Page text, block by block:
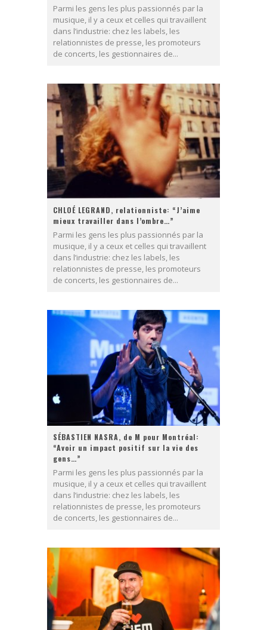
Parmi les gens les plus passionnés par la
musique, il y a ceux et celles qui travaillent
dans l’industrie: chez les labels, les
relationnistes de presse, les promoteurs
de concerts, les gestionnaires de...
CHLOÉ LEGRAND, relationniste: “J’aime
mieux travailler dans l’ombre…”
Parmi les gens les plus passionnés par la
musique, il y a ceux et celles qui travaillent
dans l’industrie: chez les labels, les
relationnistes de presse, les promoteurs
de concerts, les gestionnaires de...
SÉBASTIEN NASRA, de M pour Montréal:
“Avoir un impact positif sur la vie des
gens…”
Parmi les gens les plus passionnés par la
musique, il y a ceux et celles qui travaillent
dans l’industrie: chez les labels, les
relationnistes de presse, les promoteurs
de concerts, les gestionnaires de...